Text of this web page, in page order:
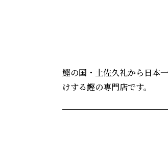
鰹の国・土佐久礼から日本
けする鰹の専門店です。